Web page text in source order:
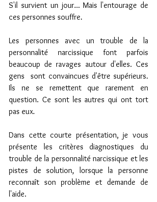
S'il survient un jour... Mais l'entourage de
ces personnes souffre.
Les personnes avec un trouble de la
personnalité narcissique font parfois
beaucoup de ravages autour d'elles. Ces
gens  sont convaincues d'être supérieurs.
Ils ne se remettent que rarement en
question. Ce sont les autres qui ont tort
pas eux.
Dans cette courte présentation, je vous
présente les critères diagnostiques du
trouble de la personnalité narcissique et les
pistes de solution, lorsque la personne
reconnaît son problème et demande de
l'aide.